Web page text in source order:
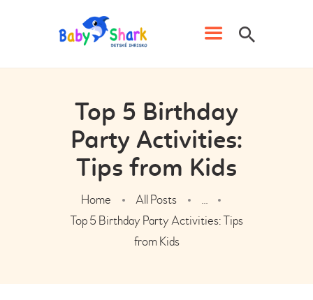
Top 5 Birthday
Party Activities:
Tips from Kids
Home All Posts ...
Top 5 Birthday Party Activities: Tips
from Kids
DOMOV
CENNÍK
NARODENINY
KLUB BABY SHARK